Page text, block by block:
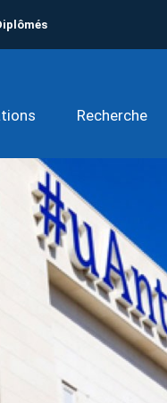
Recherche